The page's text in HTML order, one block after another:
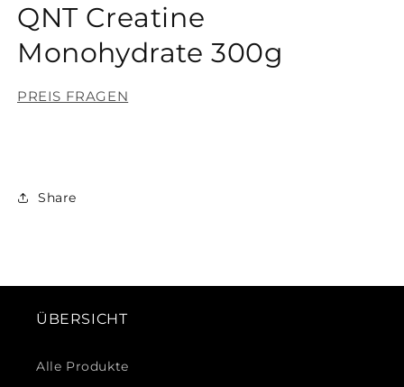
in
Modal
öffnen
QNT Creatine
Monohydrate 300g
PREIS FRAGEN
Share
ÜBERSICHT
Alle Produkte